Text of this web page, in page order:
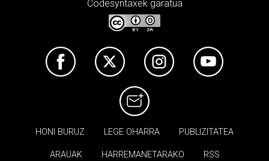
Codesyntaxek garatua
HONI BURUZ LEGE OHARRA PUBLIZITATEA
ARAUAK HARREMANETARAKO RSS